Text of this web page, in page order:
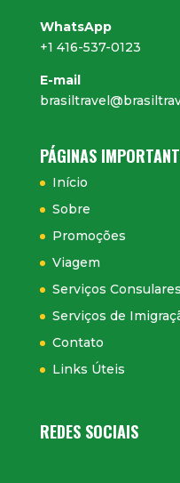
WhatsApp
+1 416-537-0123
E-mail
PÁGINAS
Início
Sobre
Promoções
Viagem
Serviços Consulares
Serviços de
Contato
Links Úteis
REDES SOCIAIS